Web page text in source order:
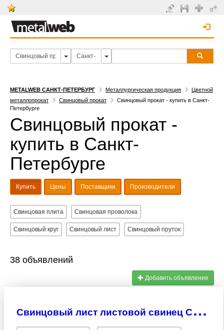
METALWEB САНКТ-ПЕТЕРБУРГ Металлургическая продукция
Цветной
металлопрокат
Свинцовый прокат
Свинцовый прокат - купить в Санкт-
Петербурге
Свинцовый прокат -
купить в Санкт-
Петербурге
Купить Цены Поставщики Производители
Свинцовая плита Свинцовая проволока
Свинцовый круг Свинцовый лист Свинцовый пруток
38 объявлений
Добавить объявление
С
винцовый лист листовой свинец С1, С2, С3 (ДПРНХ)